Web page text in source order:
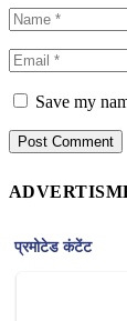
Save my